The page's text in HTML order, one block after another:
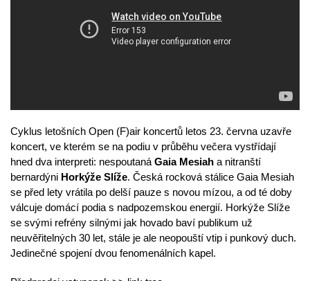
Cyklus letošních Open (F)air koncertů letos 23. června uzavře
koncert, ve kterém se na podiu v průběhu večera vystřídají
hned dva interpreti: nespoutaná Gaia Mesiah a nitranští
bernardýni Horkýže Slíže. Česká rocková stálice Gaia Mesiah
se před lety vrátila po delší pauze s novou mízou, a od té doby
válcuje domácí podia s nadpozemskou energií. Horkýže Slíže
se svými refrény silnými jak hovado baví publikum už
neuvěřitelných 30 let, stále je ale neopouští vtip i punkový duch.
Jedinečné spojení dvou fenomenálních kapel.